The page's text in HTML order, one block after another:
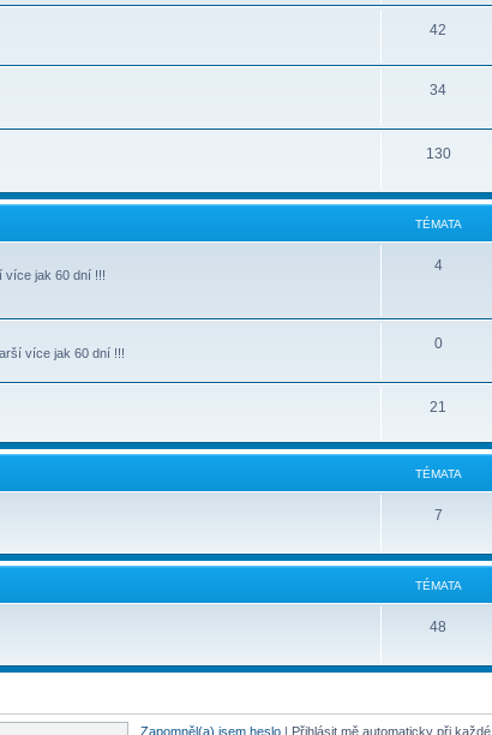
42
34
130
TÉMATA
více jak 60 dní !!!
4
více jak 60 dní !!!
0
21
TÉMATA
7
TÉMATA
48
Zapomněl(a) jsem heslo | Přihlásit mě automaticky při